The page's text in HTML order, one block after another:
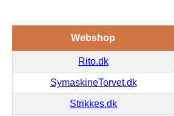
Webshop
Rito.dk
SymaskineTorvet.dk
Strikkes.dk